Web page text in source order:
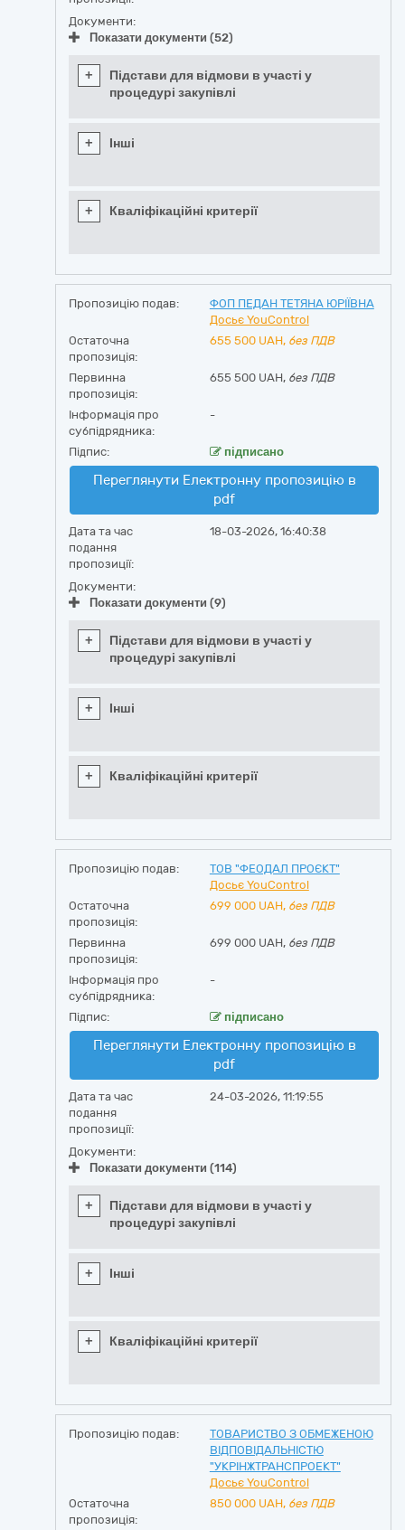
Документи:
Показати документи (52)
+
Підстави для відмови в участі у
процедурі закупівлі
+ Інші
+ Кваліфікаційні критерії
Пропозицію подав:
ФОП ПЕДАН ТЕТЯНА ЮРІЇВНА
Досьє YouControl
Остаточна
пропозиція:
655 500 UAH, без ПДВ
Первинна
пропозиція:
655 500 UAH, без ПДВ
Інформація про
субпідрядника:
-
Підпис: підписано
Переглянути Електронну пропозицію в
pdf
Дата та час
подання
пропозиції:
18-03-2026, 16:40:38
Документи:
Показати документи (9)
+
Підстави для відмови в участі у
процедурі закупівлі
+ Інші
+ Кваліфікаційні критерії
Пропозицію подав:
ТОВ "ФЕОДАЛ ПРОЄКТ"
Досьє YouControl
Остаточна
пропозиція:
699 000 UAH, без ПДВ
Первинна
пропозиція:
699 000 UAH, без ПДВ
Інформація про
субпідрядника:
-
Підпис: підписано
Переглянути Електронну пропозицію в
pdf
Дата та час
подання
пропозиції:
24-03-2026, 11:19:55
Документи:
Показати документи (114)
+
Підстави для відмови в участі у
процедурі закупівлі
+ Інші
+ Кваліфікаційні критерії
Пропозицію подав:
ТОВАРИСТВО З ОБМЕЖЕНОЮ
ВІДПОВІДАЛЬНІСТЮ
"УКРІНЖТРАНСПРОЕКТ"
Досьє YouControl
Остаточна
пропозиція:
850 000 UAH, без ПДВ